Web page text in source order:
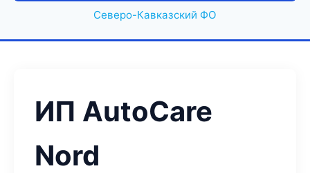
Северо-Кавказский ФО
ИП AutoCare
Nord